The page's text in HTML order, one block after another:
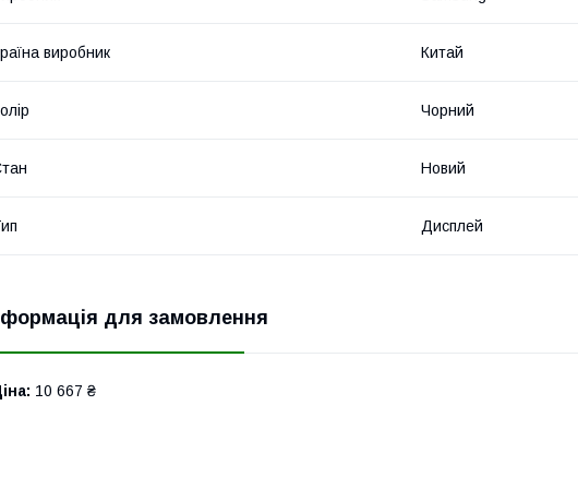
виробник Китай
Чорний
Новий
Дисплей
для замовлення
10 667 ₴